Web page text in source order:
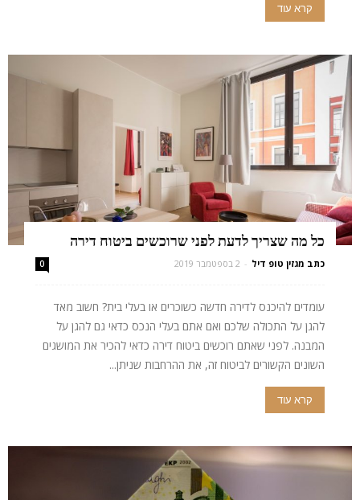
קרא עוד
כל מה שצריך לדעת לפני שרוכשים ביטוח דירה
כתב מגזין טופ דיל - 2 בספטמבר 2019 0
עומדים להיכנס לדירה חדשה כשוכרים או בעלי בית? חשוב מאד
להגן על התכולה שלכם ואם אתם בעלי הנכס כדאי גם להגן על
המבנה. לפני שאתם רוכשים ביטוח דירה כדאי להכיר את המושגים
השונים הקשורים לביטוח זה, את ההרחבות שניתן...
קרא עוד